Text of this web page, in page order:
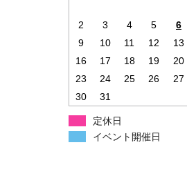
2
3 4 5 6
9
10 11 12 13
16
17 18 19 20
23
24 25 26 27
30
31
定休日
イベント開催日